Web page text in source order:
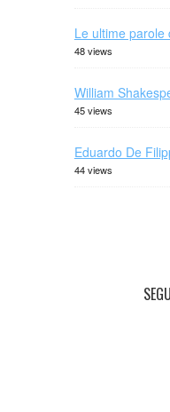
Le ultime parole
48 views
William
45 views
Eduardo De
44 views